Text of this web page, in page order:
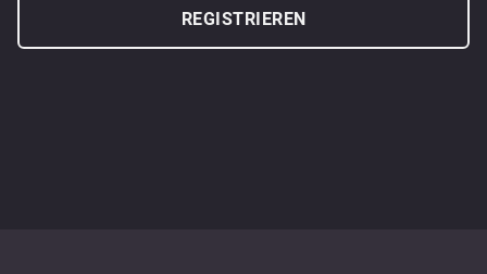
REGISTRIEREN